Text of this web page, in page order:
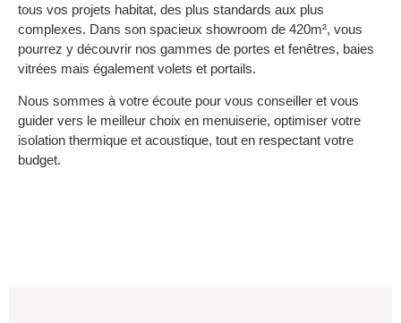
tous vos projets habitat, des plus standards aux plus
complexes. Dans son spacieux showroom de 420m², vous
pourrez y découvrir nos gammes de portes et fenêtres, baies
vitrées mais également volets et portails.
Nous sommes à votre écoute pour vous conseiller et vous
guider vers le meilleur choix en menuiserie, optimiser votre
isolation thermique et acoustique, tout en respectant votre
budget.